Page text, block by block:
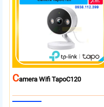
CAmera Wifi TapoC120